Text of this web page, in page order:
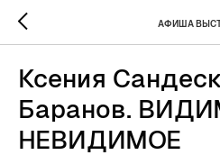
АФИША
Ксения
Баранов.
НЕВИДИМОЕ